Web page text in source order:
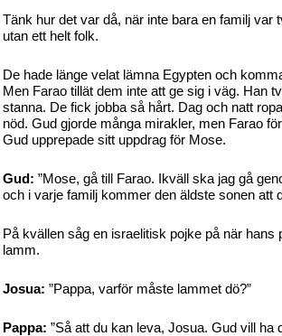
Tänk hur det var då, när inte bara en familj var
utan ett helt folk.
De hade länge velat lämna Egypten och
Men Farao tillät dem inte att ge sig i väg. Han
stanna. De fick jobba så hårt. Dag och natt
nöd. Gud gjorde många mirakler, men Farao
Gud upprepade sitt uppdrag för Mose.
Gud: ”Mose, gå till Farao. Ikväll ska jag gå
och i varje familj kommer den äldste sonen att
På kvällen såg en israelitisk pojke på när hans
lamm.
Josua: ”Pappa, varför måste lammet dö?”
Pappa: ”Så att du kan leva, Josua. Gud vill ha